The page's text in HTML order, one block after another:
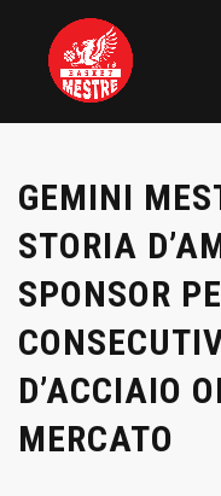
GEMINI
STORIA
SPONSOR
D’ACCIAIO
MERCATO